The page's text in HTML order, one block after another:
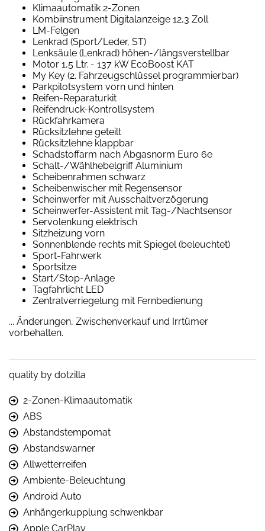
Klimaautomatik 2-Zonen
Kombiinstrument Digitalanzeige 12,3 Zoll
LM-Felgen
Lenkrad (Sport/Leder, ST)
Lenksäule (Lenkrad) höhen-/längsverstellbar
Motor 1,5 Ltr. - 137 kW EcoBoost KAT
My Key (2. Fahrzeugschlüssel programmierbar)
Parkpilotsystem vorn und hinten
Reifen-Reparaturkit
Reifendruck-Kontrollsystem
Rückfahrkamera
Rücksitzlehne geteilt
Rücksitzlehne klappbar
Schadstoffarm nach Abgasnorm Euro 6e
Schalt-/Wählhebelgriff Aluminium
Scheibenrahmen schwarz
Scheibenwischer mit Regensensor
Scheinwerfer mit Ausschaltverzögerung
Scheinwerfer-Assistent mit Tag-/Nachtsensor
Servolenkung elektrisch
Sitzheizung vorn
Sonnenblende rechts mit Spiegel (beleuchtet)
Sport-Fahrwerk
Sportsitze
Start/Stop-Anlage
Tagfahrlicht LED
Zentralverriegelung mit Fernbedienung
... Änderungen, Zwischenverkauf und Irrtümer
vorbehalten.
quality by dotzilla
2-Zonen-Klimaautomatik
ABS
Abstandstempomat
Abstandswarner
Allwetterreifen
Ambiente-Beleuchtung
Android Auto
Anhängerkupplung schwenkbar
Apple CarPlay